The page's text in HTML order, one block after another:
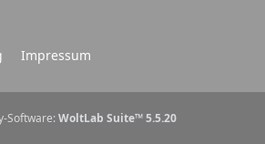
Impressum
Software: WoltLab Suite™ 5.5.20